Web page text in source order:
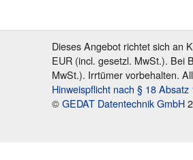
Dieses Angebot richtet sich an
EUR (incl. gesetzl. MwSt.). Bei
MwSt.). Irrtümer vorbehalten.
Hinweispflicht nach § 18
©GEDAT Datentechnik GmbH